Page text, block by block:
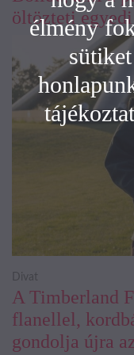
öltözteti
A Timberland
flanellel,
gondolja újra
Divat
élmény